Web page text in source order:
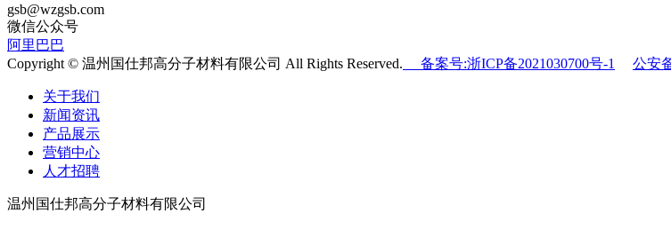
gsb@wzgsb.com
微信公众号
阿里巴巴
Copyright © 温州国仕邦高分子材料有限公司 All Rights Reserved. 备案号:浙ICP备2021030700号-1 公安
关于我们
新闻资讯
产品展示
营销中心
人才招聘
温州国仕邦高分子材料有限公司